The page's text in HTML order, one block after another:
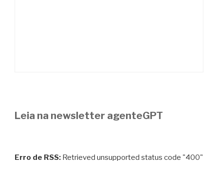
Leia na newsletter agenteGPT
Erro de RSS: Retrieved unsupported status code "400"